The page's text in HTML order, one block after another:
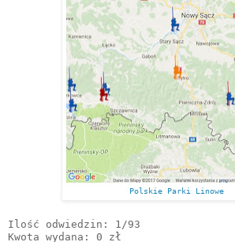
Polskie Parki Linowe
Ilość odwiedzin: 1/93
Kwota wydana: 0 zł